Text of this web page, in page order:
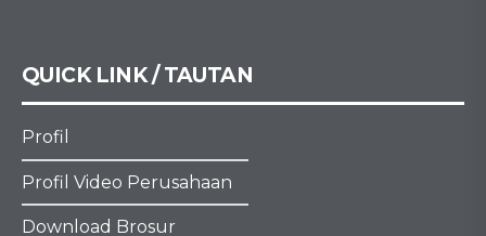
QUICK LINK / TAUTAN
Profil
Profil Video Perusahaan
Download Brosur